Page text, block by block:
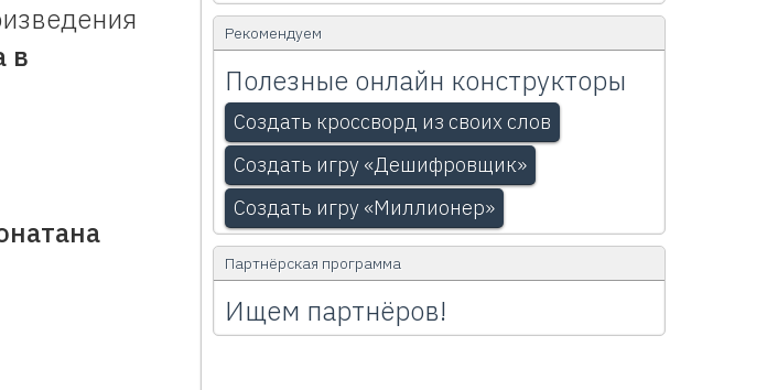
в
Рекомендуем
Полезные онлайн конструкторы
Создать кроссворд из своих слов
Создать игру «Дешифровщик»
Создать игру «Миллионер»
Партнёрская программа
Ищем партнёров!